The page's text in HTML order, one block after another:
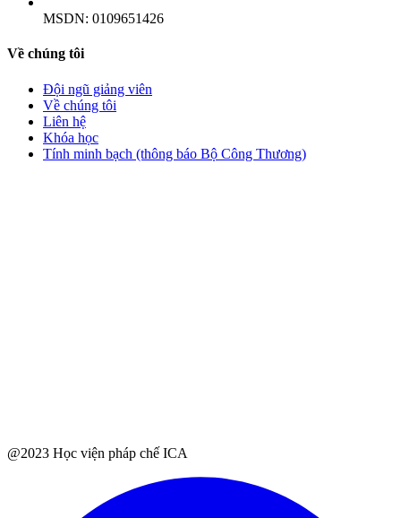
MSDN: 0109651426
Về chúng tôi
Đội ngũ giảng viên
Về chúng tôi
Liên hệ
Khóa học
Tính minh bạch (thông báo Bộ Công Thương)
@2023 Học viện pháp chế ICA